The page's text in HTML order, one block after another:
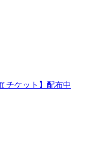
チケット】配布中